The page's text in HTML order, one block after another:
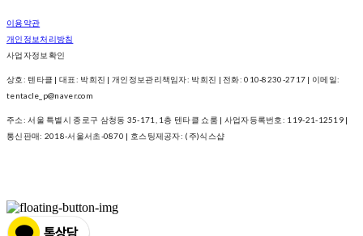
이용약관
개인정보처리방침
사업자정보확인
상호: 텐타클 | 대표: 박희진 | 개인정보관리책임자: 박희진 | 전화: 010-8230-2717 | 이메일:
tentacle_p@naver.com
주소: 서울 특별시 종로구 삼청동 35-171, 1층 텐타클 쇼룸 | 사업자등록번호: 119-21-12519 |
통신판매: 2018-서울서초-0870 | 호스팅제공자: (주)식스샵